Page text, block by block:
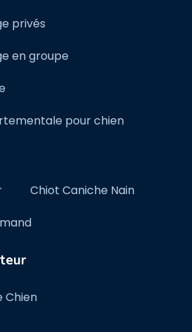
privés
en groupe
pour chien
Chiot Caniche Nain
Chien